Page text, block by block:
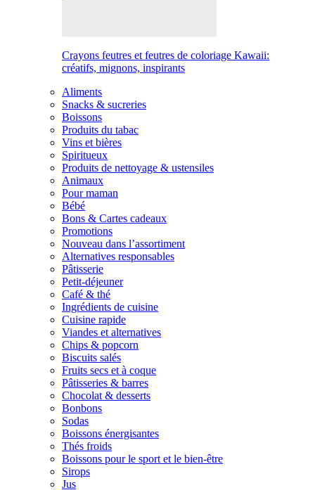
Crayons feutres et feutres de coloriage Kawaii:
créatifs, mignons, inspirants
Aliments
Snacks & sucreries
Boissons
Produits du tabac
Vins et bières
Spiritueux
Produits de nettoyage & ustensiles
Animaux
Pour maman
Bébé
Bons & Cartes cadeaux
Promotions
Nouveau dans l’assortiment
Alternatives responsables
Pâtisserie
Petit-déjeuner
Café & thé
Ingrédients de cuisine
Cuisine rapide
Viandes et alternatives
Chips & popcorn
Biscuits salés
Fruits secs et à coque
Pâtisseries & barres
Chocolat & desserts
Bonbons
Sodas
Boissons énergisantes
Thés froids
Boissons pour le sport et le bien-être
Sirops
Jus